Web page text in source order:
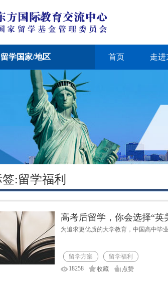
留学国家/地区 首页 走进
:留学福利
高考后留学，你会选择“英
为追求更优质的大学教育，中国高中毕
留学方案
留学福利
18258
收藏 点赞